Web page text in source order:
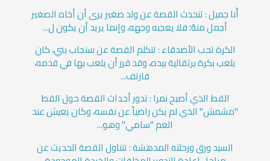
أَنا جميل : تتحدث القصة عن ولد صغير يرى أن أخاه الصغير
أجمل منهُ؛ فلا يعجبه وجهه، وإنما يريد أن يكون ل...
الكرة تحب الأصدقاء : تتكلم القصة عن سنجاب بني، كان
يلعب بكرة برتقالية بيده، وقد قرر أن يلعب بها في قدمه،
فارتف...
القط الذي أصبح نمرا : تدور أحداث القصة حول القط
"مشمش" الذي لم يكن راضياً عن نفسه، وكان يعيش عند
العم "سامي" وهو...
السيد ورق ورحلته المدهشة : تتناول القصة الحديث عن